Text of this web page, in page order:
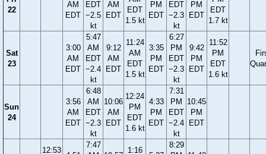
22
AM
EDT
EDT
−2.5
kt
AM
EDT
EDT
1.5 kt
PM
EDT
EDT
−2.3
kt
PM
EDT
EDT
1.7 kt
Sat
23
3:00
AM
EDT
5:47
AM
EDT
−2.4
kt
9:12
AM
EDT
11:24
AM
EDT
1.5 kt
3:35
PM
EDT
6:27
PM
EDT
−2.3
kt
9:42
PM
EDT
11:52
PM
EDT
1.6 kt
Sun
24
3:56
AM
EDT
6:48
AM
EDT
−2.3
kt
10:06
AM
EDT
12:24
PM
EDT
1.6 kt
4:33
PM
EDT
7:31
PM
EDT
−2.4
kt
10:45
PM
EDT
12:53
7:47
1:16
8:29